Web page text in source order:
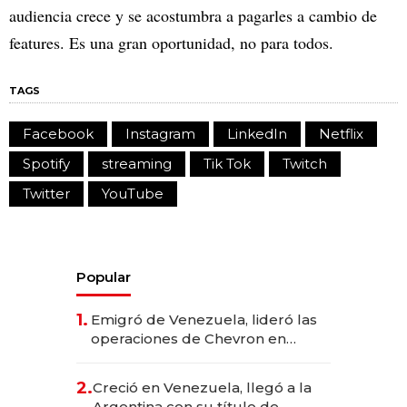
audiencia crece y se acostumbra a pagarles a cambio de
features. Es una gran oportunidad, no para todos.
TAGS
Facebook Instagram LinkedIn
Netflix
Spotify
streaming Tik Tok
Twitch
Twitter
YouTube
Popular
1. Emigró de Venezuela, lideró las
operaciones de Chevron en
2.Creció en Venezuela, llegó a la